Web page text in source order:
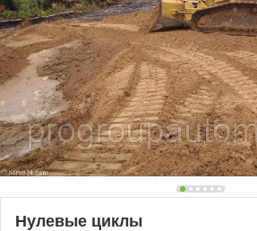
Нулевые циклы